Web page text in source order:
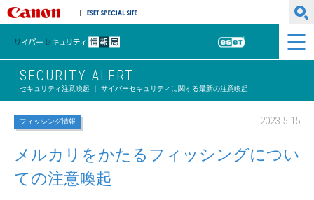
キヤノンマーケティングジャパン株式会社
サイバーセキュリティ情報局
ESET
SECURITY ALERT
セキュリティ注意喚起 ｜ サイバーセキュリティに関する最新の注意喚起
フィッシング情報 2023.5.15
メルカリをかたるフィッシングについ
ての注意喚起